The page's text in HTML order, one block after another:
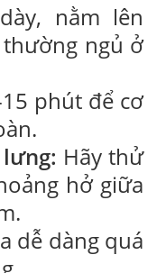
nằm lên
ngủ ở
phút để cơ
Hãy thử
hở giữa
dễ dàng quá